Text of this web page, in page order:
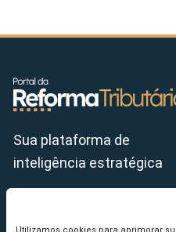
Sua plataforma de
inteligência estratégica